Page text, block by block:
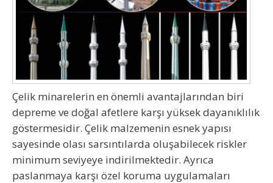
Çelik minarelerin en önemli avantajlarından biri
depreme ve doğal afetlere karşı yüksek dayanıklılık
göstermesidir. Çelik malzemenin esnek yapısı
sayesinde olası sarsıntılarda oluşabilecek riskler
minimum seviyeye indirilmektedir. Ayrıca
paslanmaya karşı özel koruma uygulamaları